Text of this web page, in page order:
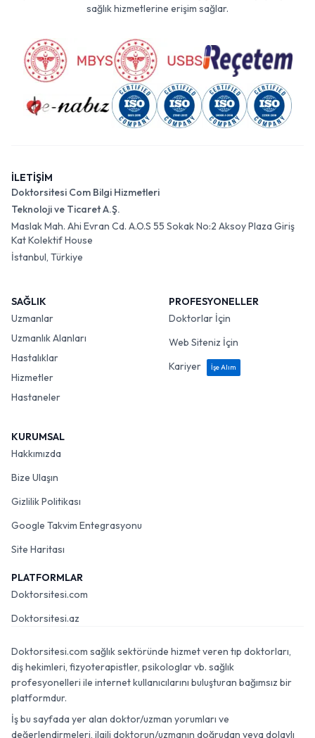
sağlık hizmetlerine erişim sağlar.
İLETİŞİM
Doktorsitesi Com Bilgi Hizmetleri
Teknoloji ve Ticaret A.Ş.
Maslak Mah. Ahi Evran Cd. A.O.S 55 Sokak No:2 Aksoy Plaza Giriş
Kat Kolektif House
İstanbul, Türkiye
SAĞLIK
Uzmanlar
Uzmanlık Alanları
Hastalıklar
Hizmetler
Hastaneler
PROFESYONELLER
Doktorlar İçin
Web Siteniz İçin
Kariyer
İşe Alım
KURUMSAL
Hakkımızda
Bize Ulaşın
Gizlilik Politikası
Google Takvim Entegrasyonu
Site Haritası
PLATFORMLAR
Doktorsitesi.com
Doktorsitesi.az
Doktorsitesi.com sağlık sektöründe hizmet veren tıp doktorları,
diş hekimleri, fizyoterapistler, psikologlar vb. sağlık
profesyonelleri ile internet kullanıcılarını buluşturan bağımsız bir
platformdur.
İş bu sayfada yer alan doktor/uzman yorumları ve
değerlendirmeleri, ilgili doktorun/uzmanın doğrudan veya dolaylı